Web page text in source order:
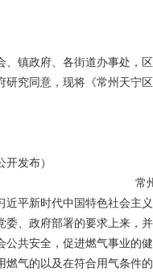
、镇政府、各街道办事处，
研究同意，现将《常州天宁
开发布）
常
近平新时代中国特色社会主
委、政府部署的要求上来，
公共安全，促进燃气事业的
燃气的以及在符合用气条件